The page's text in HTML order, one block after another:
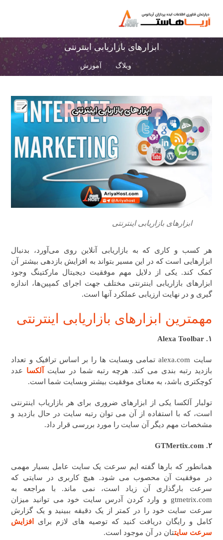
ابزارهای بازاریابی اینترنتی
وبلاگ آموزش
ابزارهای بازاریابی اینترنتی
هر کسب‌ و کاری که به بازاریابی آنلاین روی می‌آورد، بدنبال
ابزارهایی است که در این مسیر بتواند به افزایش بازدهی بیشتر آن
کمک کند. یکی از دلایل مهم موفقیت دیجیتال مارکتینگ وجود
ابزارهای بازاریابی اینترنتی مختلف جهت اجرای کمپین‌ها، اندازه
گیری و در نهایت ارزیابی عملکرد آنها است.
مهمترین ابزارهای بازاریابی اینترنتی
۱. Alexa Toolbar
سایت alexa.com تمامی وبسایت ها را بر اساس ترافیک و تعداد
بازدید رتبه بندی می کند. هرچه رتبه شما در سایت
آلکسا عدد
کوچکتری باشد، به معنای موفقیت بیشتر وبسایت شما است.
تولبار آلکسا یکی از ابزارهای ضروری برای هر بازاریاب اینترنتی
است، که با استفاده از آن می توان رتبه سایت در حال بازدید و
مشخصات مهم دیگر آن سایت را مورد بررسی قرار داد.
۲. GTMertix.com
همانطور که بارها گفته ایم سرعت یک سایت عامل بسیار مهمی
در موفقیت آن محصوب می شود. هیچ کاربری در سایتی که
سرعت بارگذاری آن زیاد است، نمی ماند. با مراجعه به
gtmetrix.com و وارد کردن آدرس سایت خود می توانید میزان
سرعت سایت خود را در کمتر از یک دقیقه ببینید و یک گزارش
کامل و رایگان دریافت کنید که توصیه های لازم برای
افزایش
سرعت سایتتان در آن موجود است.